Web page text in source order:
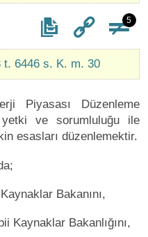
5
t. 6446 s. K. m. 30
Piyasası Düzenleme
ve sorumluluğu ile
esasları düzenlemektir.
Bakanını,
Kaynaklar Bakanlığını,